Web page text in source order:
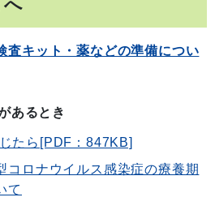
査キット・薬などの準備につい
あるとき
たら[PDF：847KB]
コロナウイルス感染症の療養期
て